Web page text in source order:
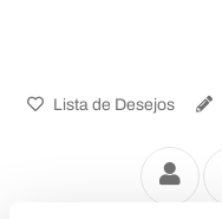
Lista de Desejos